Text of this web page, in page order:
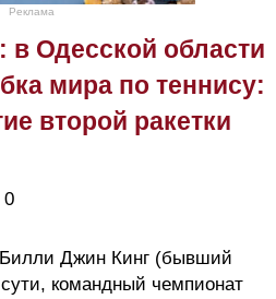
Реклама
в Одесской области
мира по теннису:
второй ракетки
Билли Джин Кинг (бывший
командный чемпионат